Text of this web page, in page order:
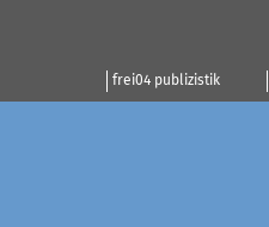
frei04 publizistik